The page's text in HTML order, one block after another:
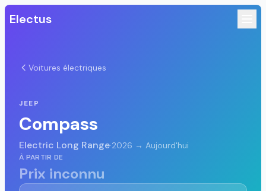
Electus
Voitures électriques
JEEP
Compass
Electric Long Range·2026 → Aujourd'hui
À PARTIR DE
Prix inconnu